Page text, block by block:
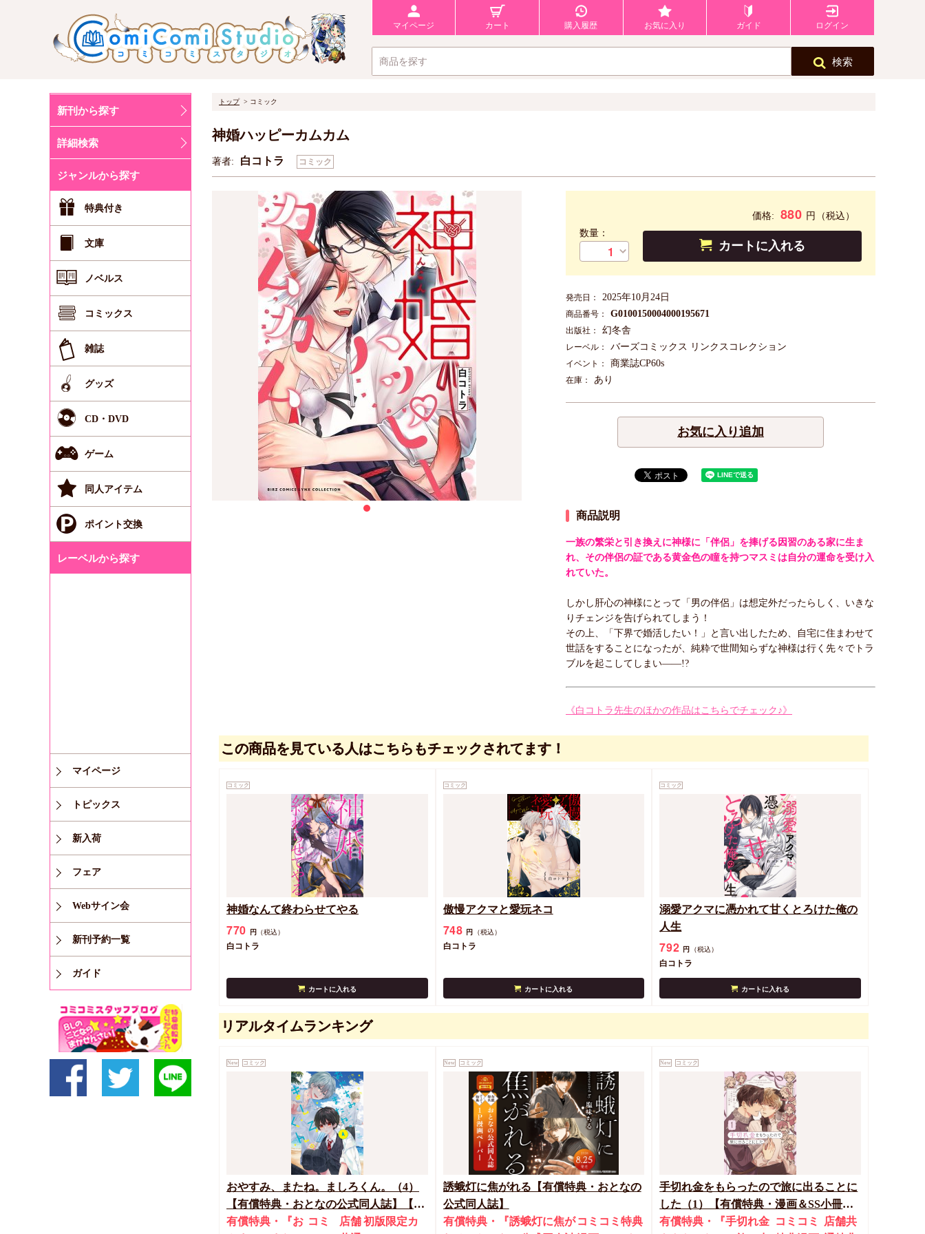
マイページ カート 購入履歴 お気に入り ガイド ログイン
検索
新刊から探す
詳細検索
ジャンルから探す
特典付き
文庫
ノベルス
コミックス
雑誌
グッズ
CD・DVD
ゲーム
同人アイテム
ポイント交換
レーベルから探す
マイページ
トピックス
新入荷
フェア
Webサイン会
新刊予約一覧
ガイド
トップ コミック
神婚ハッピーカムカム
著者: 白コトラ コミック
価格: 880 円
（税込）
数量：
カートに入れる
発売日： 2025年10月24日
商品番号： G0100150004000195671
出版社： 幻冬舎
レーベル： バーズコミックス リンクスコレクション
イベント： 商業誌CP60s
在庫： あり
お気に入り追加
商品説明
一族の繁栄と引き換えに神様に「伴侶」を捧げる因習のある家に生ま
れ、その伴侶の証である黄金色の瞳を持つマスミは自分の運命を受け入
れていた。
しかし肝心の神様にとって「男の伴侶」は想定外だったらしく、いきな
りチェンジを告げられてしまう！
その上、「下界で婚活したい！」と言い出したため、自宅に住まわせて
世話をすることになったが、純粋で世間知らずな神様は行く先々でトラ
ブルを起こしてしまい――!?
《白コトラ先生のほかの作品はこちらでチェック♪》
この商品を見ている人はこちらもチェックされてます！
コミック
神婚なんて終わらせてやる
770 円 （税込）
白コトラ
カートに入れる
コミック
傲慢アクマと愛玩ネコ
748 円 （税込）
白コトラ
カートに入れる
コミック
溺愛アクマに憑かれて甘くとろけた俺の
人生
792 円 （税込）
白コトラ
カートに入れる
リアルタイムランキング
New コミック
おやすみ、またね。ましろくん。（4）
【有償特典・おとなの公式同人誌】【8/7
締切！予約キャンペーン(抽■選)】
有償特典・『お コミ
店舗初版限定カ
New コミック
誘蛾灯に焦がれる【有償特典・おとなの
公式同人誌】
有償特典・『誘蛾灯に焦が コミコミ特典
New コミック
手切れ金をもらったので旅に出ることに
した（1）【有償特典・漫画＆SS小冊
子】
有償特典・『手切れ金 コミコミ
店舗共